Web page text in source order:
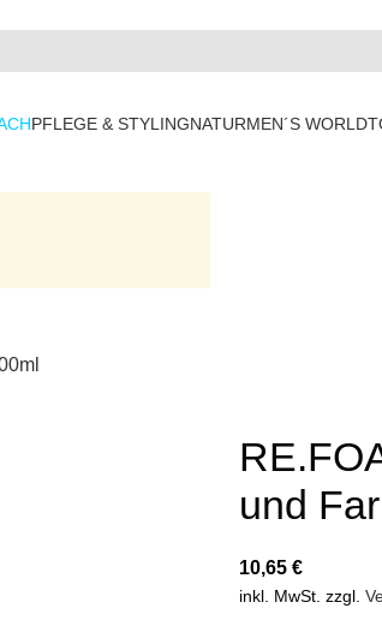
PFLEGE & STYLINGNATURMEN´S WORLD
und
10,65€
inkl. MwSt. zzgl.